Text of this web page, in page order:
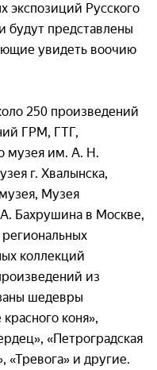
экспозиций Русского
будут представлены
увидеть воочию
250 произведений
ГРМ, ГТГ,
музея им. А. Н.
г. Хвалынска,
Музея
Бахрушина в Москве,
коллекций
из
шедевры
коня»,
«Петроградская
«Тревога» и другие.